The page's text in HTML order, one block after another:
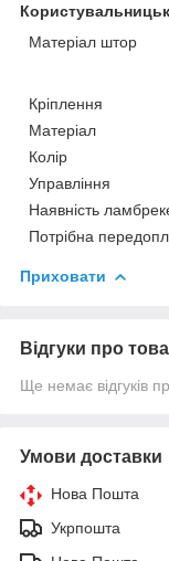
Матеріал штор
Кріплення
Матеріал
Колір
Управління
Наявність
Потрібна
Приховати
Відгуки про
Ще немає відгуків
Умови доставки
Нова Пошта
Укрпошта